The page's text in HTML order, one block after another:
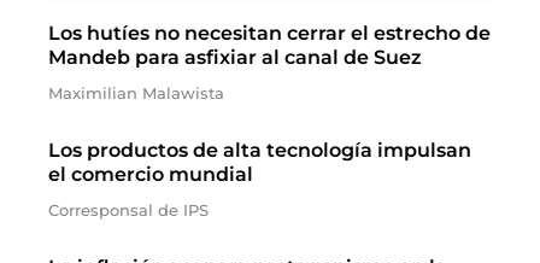
Los hutíes no necesitan cerrar el estrecho de
Mandeb para asfixiar al canal de Suez
Maximilian Malawista
Los productos de alta tecnología impulsan
el comercio mundial
Corresponsal de IPS